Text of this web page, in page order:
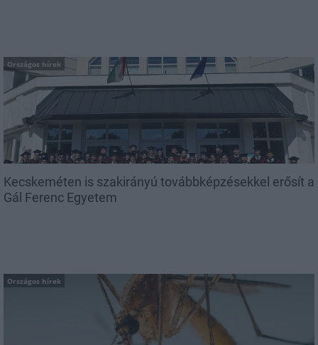
Országos hírek
Kecskeméten is szakirányú továbbképzésekkel erősít a
Gál Ferenc Egyetem
Országos hírek